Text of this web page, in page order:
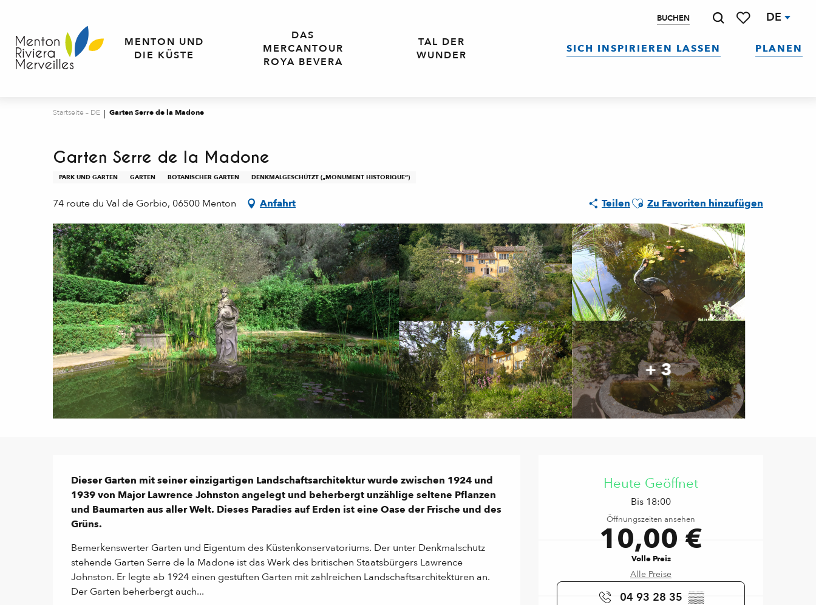
contenu
principal
BUCHEN DE
MENTON UND
DIE KÜSTE
DAS
MERCANTOUR
ROYA BEVERA
TAL DER
WUNDER
SICH INSPIRIEREN LASSEN PLANEN
Startseite – DE Garten Serre de la Madone
Garten Serre de la Madone
PARK UND GARTEN GARTEN BOTANISCHER GARTEN DENKMALGESCHÜTZT („MONUMENT HISTORIQUE“)
74 route du Val de Gorbio, 06500 Menton Anfahrt TeilenAjouter aux favoris
Zu Favoriten hinzufügen
+ 3
Heute Geöffnet
Bis 18:00
Öffnungszeiten ansehen
10,00 €
Volle Preis
Alle Preise
04 93 28 35 ▒▒
Beschreibung
Dieser Garten mit seiner einzigartigen Landschaftsarchitektur wurde zwischen 1924 und
1939 von Major Lawrence Johnston angelegt und beherbergt unzählige seltene Pflanzen
und Baumarten aus aller Welt. Dieses Paradies auf Erden ist eine Oase der Frische und des
Grüns.
Bemerkenswerter Garten und Eigentum des Küstenkonservatoriums. Der unter Denkmalschutz
stehende Garten Serre de la Madone ist das Werk des britischen Staatsbürgers Lawrence
Johnston. Er legte ab 1924 einen gestuften Garten mit zahlreichen Landschaftsarchitekturen an.
Der Garten beherbergt auch...